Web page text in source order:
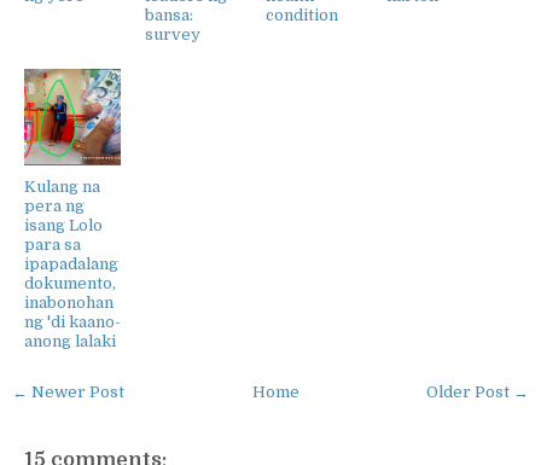
bansa:
survey
condition
Kulang na
pera ng
isang Lolo
para sa
ipapadalang
dokumento,
inabonohan
ng 'di kaano-
anong lalaki
← Newer Post Older Post →
Home
15 comments: